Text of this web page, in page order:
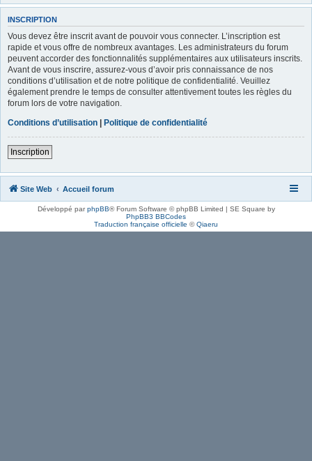
INSCRIPTION
Vous devez être inscrit avant de pouvoir vous connecter. L’inscription est
rapide et vous offre de nombreux avantages. Les administrateurs du forum
peuvent accorder des fonctionnalités supplémentaires aux utilisateurs inscrits.
Avant de vous inscrire, assurez-vous d’avoir pris connaissance de nos
conditions d’utilisation et de notre politique de confidentialité. Veuillez
également prendre le temps de consulter attentivement toutes les règles du
forum lors de votre navigation.
Conditions d’utilisation | Politique de confidentialité
Inscription
Site Web Accueil forum
Développé parphpBB® Forum Software © phpBB Limited | SE Square by
PhpBB3 BBCodes
Traduction française officielle ©Qiaeru